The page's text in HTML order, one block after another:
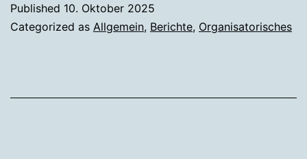
Statuten
Published 10. Oktober 2025
Categorized as Allgemein, Berichte, Organisatorisches